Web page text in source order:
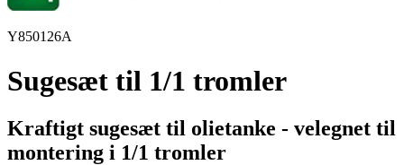
Y850126A
Sugesæt til 1/1 tromler
Kraftigt sugesæt til olietanke - velegnet til
montering i 1/1 tromler